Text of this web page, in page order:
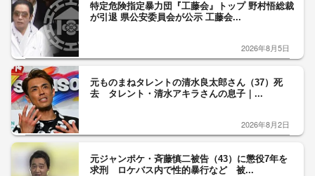
特定危険指定暴力団『工藤会』トップ 野村悟総裁
が引退 県公安委員会が公示 工藤会...
2026年8月5日
元ものまねタレントの清水良太郎さん（37）死
去 タレント・清水アキラさんの息子｜...
2026年8月2日
元ジャンポケ・斉藤慎二被告（43）に懲役7年を
求刑 ロケバス内で性的暴行など 被...